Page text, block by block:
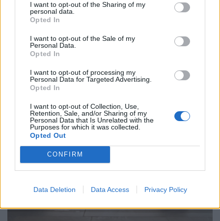
I want to opt-out of the Sharing of my
personal data.
Opted In
I want to opt-out of the Sale of my
Personal Data.
Opted In
I want to opt-out of processing my
Personal Data for Targeted Advertising.
Opted In
I want to opt-out of Collection, Use,
Retention, Sale, and/or Sharing of my
Personal Data that Is Unrelated with the
Purposes for which it was collected.
Opted Out
CONFIRM
Data Deletion Data Access Privacy Policy
Hatalmas lakáshitel-fordulat jöhet ősszel
Magyarországon: mutatjuk, kik járnak most
Hiába estek csaknem 2 százalékponttal a hosszú
forintkamatok az elmúlt hónapokban, a piaci lakáshitelek
átlagkamata egyelőre alig mozdult.